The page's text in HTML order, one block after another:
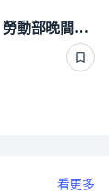
Uber Eats稱時薪大漲！工會怒批「障眼法」 勞動部晚間定調：確實違法
看更多